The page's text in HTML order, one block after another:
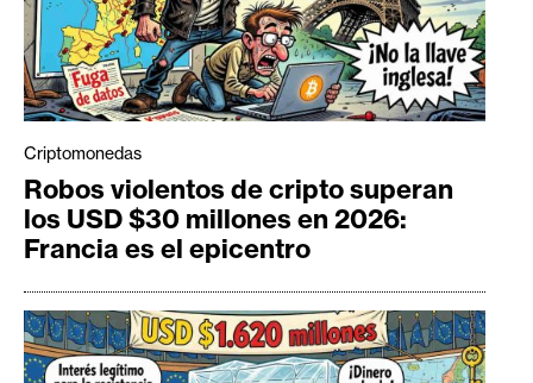
Criptomonedas
Robos violentos de cripto superan
los USD $30 millones en 2026:
Francia es el epicentro